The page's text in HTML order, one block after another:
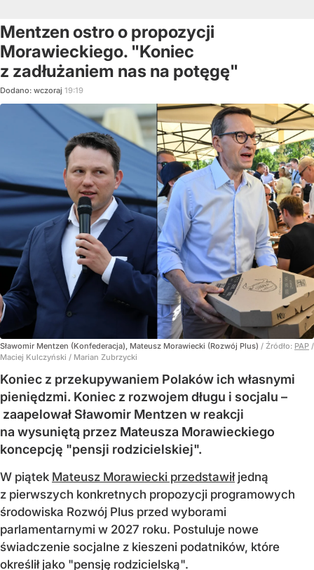
Mentzen ostro o propozycji
Morawieckiego. "Koniec
z zadłużaniem nas na potęgę"
Dodano: wczoraj 19:19
Sławomir Mentzen (Konfederacja), Mateusz Morawiecki (Rozwój Plus) / Źródło: PAP /
Maciej Kulczyński / Marian Zubrzycki
Koniec z przekupywaniem Polaków ich własnymi
pieniędzmi. Koniec z rozwojem długu i socjalu –
zaapelował Sławomir Mentzen w reakcji
na wysuniętą przez Mateusza Morawieckiego
koncepcję "pensji rodzicielskiej".
W piątek Mateusz Morawiecki przedstawiłjedną
z pierwszych konkretnych propozycji programowych
środowiska Rozwój Plus przed wyborami
parlamentarnymi w 2027 roku. Postuluje nowe
świadczenie socjalne z kieszeni podatników, które
określił jako "pensję rodzicielską".